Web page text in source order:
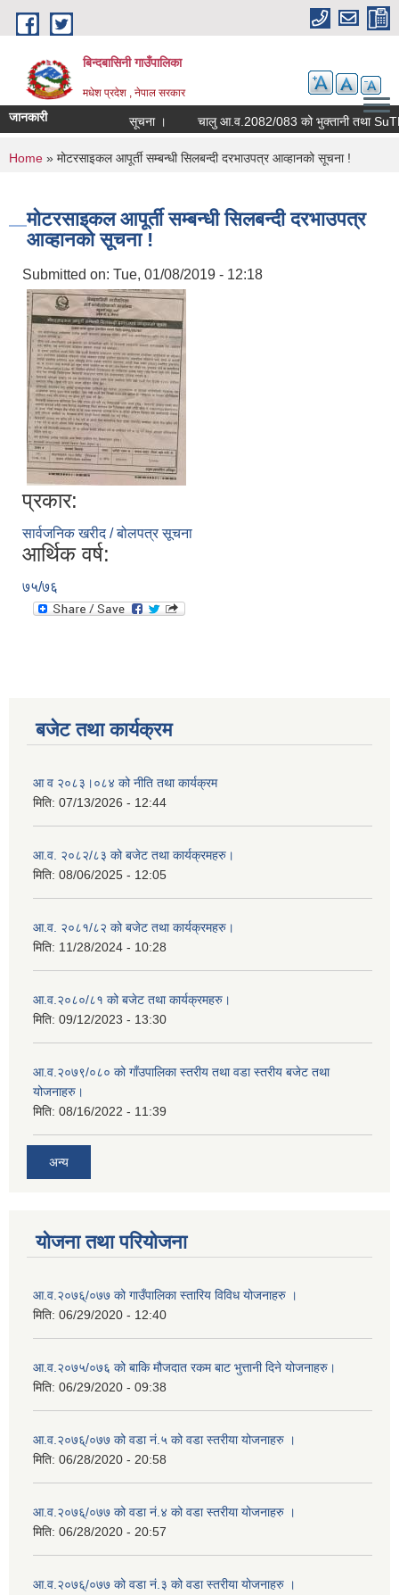
Skip to main content
बिन्दबासिनी गाउँपालिका
मधेश प्रदेश , नेपाल सरकार
जानकारी सूचना ।
You are here
Home » मोटरसाइकल आपूर्ती सम्बन्धी सिलबन्दी दरभाउपत्र आव्हानको सूचना !
मोटरसाइकल आपूर्ती सम्बन्धी सिलबन्दी दरभाउपत्र
आव्हानको सूचना !
Submitted on: Tue, 01/08/2019 - 12:18
प्रकार:
सार्वजनिक खरीद / बोलपत्र सूचना
आर्थिक वर्ष:
७५/७६
बजेट तथा कार्यक्रम
आ व २०८३।०८४ को नीति तथा कार्यक्रम
मिति: 07/13/2026 - 12:44
आ.व. २०८२/८३ को बजेट तथा कार्यक्रमहरु।
मिति: 08/06/2025 - 12:05
आ.व. २०८१/८२ को बजेट तथा कार्यक्रमहरु।
मिति: 11/28/2024 - 10:28
आ.व.२०८०/८१ को बजेट तथा कार्यक्रमहरु।
मिति: 09/12/2023 - 13:30
आ.व.२०७९/०८० को गाँउपालिका स्तरीय तथा वडा स्तरीय बजेट तथा
योजनाहरु।
मिति: 08/16/2022 - 11:39
अन्य
योजना तथा परियोजना
आ.व.२०७६्/०७७ को गाउँपालिका स्तारिय विविध योजनाहरु ।
मिति: 06/29/2020 - 12:40
आ.व.२०७५/०७६ को बाकि मौजदात रकम बाट भुत्तानी दिने योजनाहरु।
मिति: 06/29/2020 - 09:38
आ.व.२०७६्/०७७ को वडा नं.५ को वडा स्तरीया योजनाहरु ।
मिति: 06/28/2020 - 20:58
आ.व.२०७६्/०७७ को वडा नं.४ को वडा स्तरीया योजनाहरु ।
मिति: 06/28/2020 - 20:57
आ.व.२०७६्/०७७ को वडा नं.३ को वडा स्तरीया योजनाहरु ।